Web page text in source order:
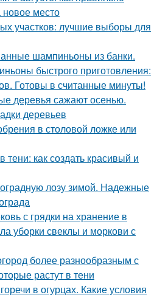
новое место
участков: лучшие выборы для
шампиньоны из банки.
быстрого приготовления:
Готовы в считанные минуты!
деревья сажают осенью.
деревьев
в столовой ложке или
тени: как создать красивый и
лозу зимой. Надежные
с грядки на хранение в
уборки свеклы и моркови с
более разнообразным с
растут в тени
в огурцах. Какие условия